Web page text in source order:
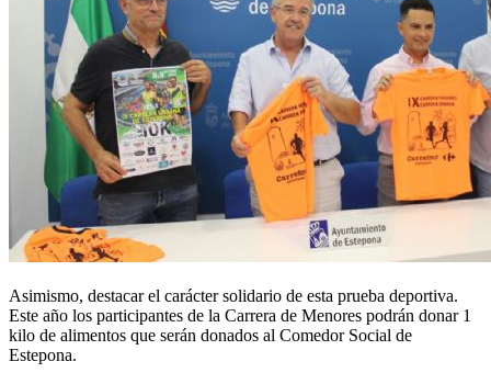
Asimismo, destacar el carácter solidario de esta prueba deportiva.
Este año los participantes de la Carrera de Menores podrán donar 1
kilo de alimentos que serán donados al Comedor Social de
Estepona.